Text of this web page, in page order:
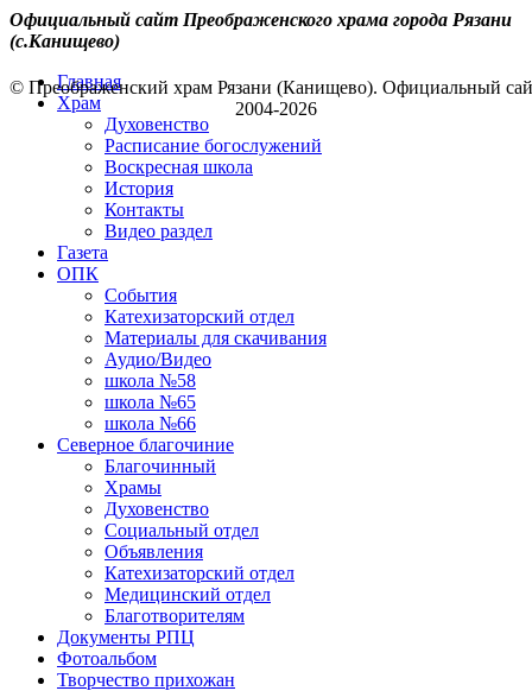
Официальный сайт Преображенского храма города Рязани
(с.Канищево)
Главная
Храм
Духовенство
Расписание богослужений
Воскресная школа
История
Контакты
Видео раздел
Газета
ОПК
События
Катехизаторский отдел
Материалы для скачивания
Аудио/Видео
школа №58
школа №65
школа №66
Северное благочиние
Благочинный
Храмы
Духовенство
Социальный отдел
Объявления
Катехизаторский отдел
Медицинский отдел
Благотворителям
Документы РПЦ
Фотоальбом
Творчество прихожан
© Преображенский храм Рязани (Канищево). Официальный
2004-2026